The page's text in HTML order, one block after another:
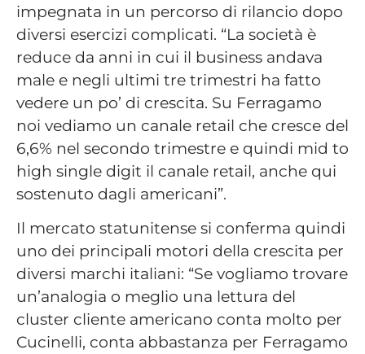
impegnata in un percorso di rilancio dopo
diversi esercizi complicati. “La società è
reduce da anni in cui il business andava
male e negli ultimi tre trimestri ha fatto
vedere un po’ di crescita. Su Ferragamo
noi vediamo un canale retail che cresce del
6,6% nel secondo trimestre e quindi mid to
high single digit il canale retail, anche qui
sostenuto dagli americani”.
Il mercato statunitense si conferma quindi
uno dei principali motori della crescita per
diversi marchi italiani: “Se vogliamo trovare
un’analogia o meglio una lettura del
cluster cliente americano conta molto per
Cucinelli, conta abbastanza per Ferragamo